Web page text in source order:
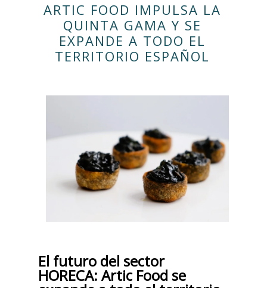
ARTIC FOOD IMPULSA LA
QUINTA GAMA Y SE
EXPANDE A TODO EL
TERRITORIO ESPAÑOL
El futuro del sector
HORECA: Artic Food se